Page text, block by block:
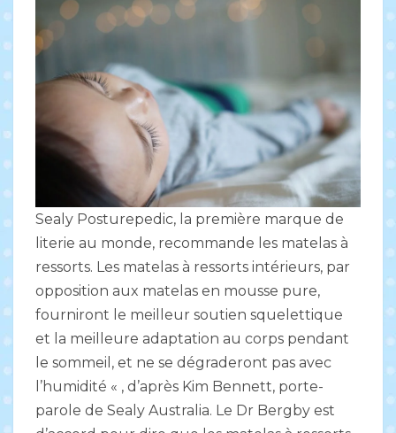
Sealy Posturepedic, la première marque de
literie au monde, recommande les matelas à
ressorts. Les matelas à ressorts intérieurs, par
opposition aux matelas en mousse pure,
fourniront le meilleur soutien squelettique
et la meilleure adaptation au corps pendant
le sommeil, et ne se dégraderont pas avec
l’humidité « , d’après Kim Bennett, porte-
parole de Sealy Australia. Le Dr Bergby est